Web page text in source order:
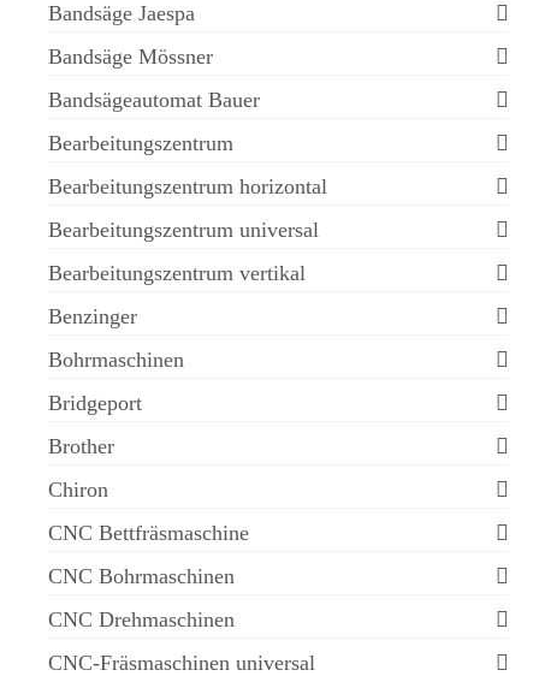
Bandsäge Jaespa
Bandsäge Mössner
Bandsägeautomat Bauer
Bearbeitungszentrum
Bearbeitungszentrum horizontal
Bearbeitungszentrum universal
Bearbeitungszentrum vertikal
Benzinger
Bohrmaschinen
Bridgeport
Brother
Chiron
CNC Bettfräsmaschine
CNC Bohrmaschinen
CNC Drehmaschinen
CNC-Fräsmaschinen universal